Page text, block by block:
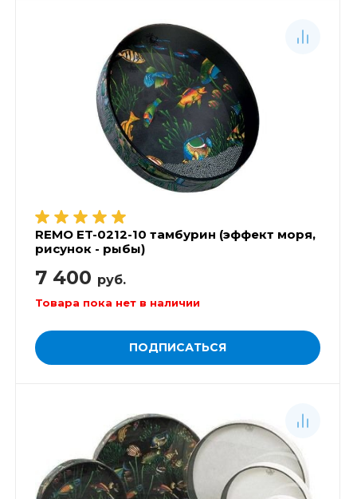
REMO ET-0212-10 тамбурин (эффект моря,
рисунок - рыбы)
7 400 руб.
Товара пока нет в наличии
ПОДПИСАТЬСЯ